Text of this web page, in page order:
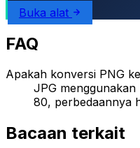
Buka alat
FAQ
Apakah konversi PNG
JPG menggunakan
80, perbedaannya
Bacaan terkait